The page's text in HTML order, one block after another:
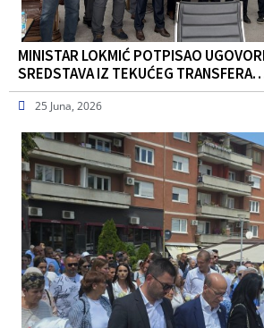
MINISTAR LOKMIĆ POTPISAO
SREDSTAVA IZ TEKUĆEG
25 Juna, 2026